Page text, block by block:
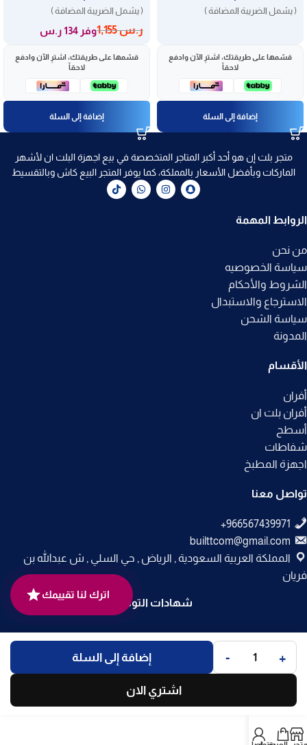
( يشمل الضريبة المضافة )
قسّمها على طريقتك، اشترِ الآن وادفع
لاحقاً
إضافة إلى السلة
( يشمل الضريبة المضافة )
ر.س1,155 وفر 134 ر.س
قسّمها على طريقتك، اشترِ الآن وادفع
لاحقاً
إضافة إلى السلة
متجر بلت إن هو أحد أكبر المتاجر المتخصصة في بيع اجهزة البلت ان لأشهر
الماركات وبأفضل الأسعار بالمملكة، كما يوفر المتجر البيع كاش وبالتقسيط
الروابط المهمة
من نحن
سياسة الخصوصيه
الشروط والأحكام
الاسترجاع والاستبدال
سياسة الشحن
المدونة
الأقسام
أفران
أفران بلت ان
أسطح
شفاطات
اجهزة المطبخ
تواصل معنا
builttcom@gmail.com
المملكة العربية السعودية , الرياض , حي السلي , ش عبدالله بن
فريان
شهادات التوثيق
جميع الحقوق محفوظة لـمتجر بلت إن© 2025.
تم التطوير بواسطةCode Times
. +
- إضافة إلى السلة
اشتري الان
اترك لنا تقييمك